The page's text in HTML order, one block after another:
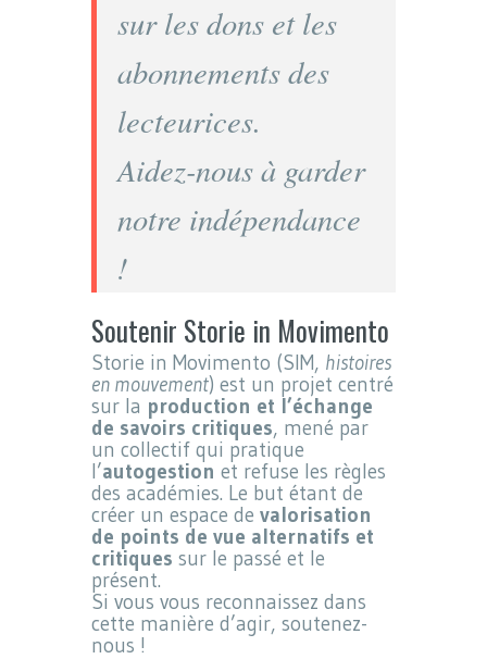
sur les dons et les
abonnements des
lecteurices.
Aidez-nous à garder
notre indépendance
!
Soutenir Storie in Movimento
Storie in Movimento (SIM, histoires
en mouvement) est un projet centré
sur la production et l’échange
de savoirs critiques, mené par
un collectif qui pratique
l’autogestion et refuse les règles
des académies. Le but étant de
créer un espace de valorisation
de points de vue alternatifs et
critiques sur le passé et le
présent.
Si vous vous reconnaissez dans
cette manière d’agir, soutenez-
nous !